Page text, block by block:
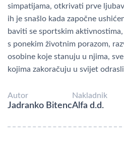
simpatijama, otkrivati prve
ih je snašlo kada započne
baviti se sportskim
s ponekim životnim porazom,
osobine koje stanuju u njima,
kojima zakoračuju u svijet
Autor
Jadranko Bitenc
Nakladnik
Alfa d.d.